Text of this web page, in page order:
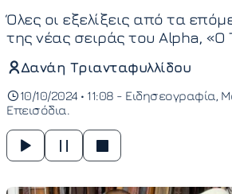
Όλες οι εξελίξεις από τα
της νέας σειράς του Alpha, «Ο
Δανάη Τριανταφυλλίδου
10/10/2024 • 11:08 - Ειδησεογραφία
Επεισόδια